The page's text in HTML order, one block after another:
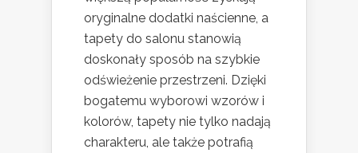
oryginalne dodatki naścienne, a
tapety do salonu stanowią
doskonały sposób na szybkie
odświeżenie przestrzeni. Dzięki
bogatemu wyborowi wzorów i
kolorów, tapety nie tylko nadają
charakteru, ale także potrafią